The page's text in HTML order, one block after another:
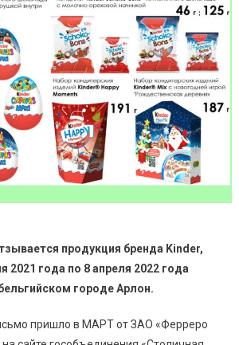
продукция бренда Kinder,
2021 года по 8 апреля 2022 года
городе Арлон.
пришло в МАРТ от ЗАО «Ферреро